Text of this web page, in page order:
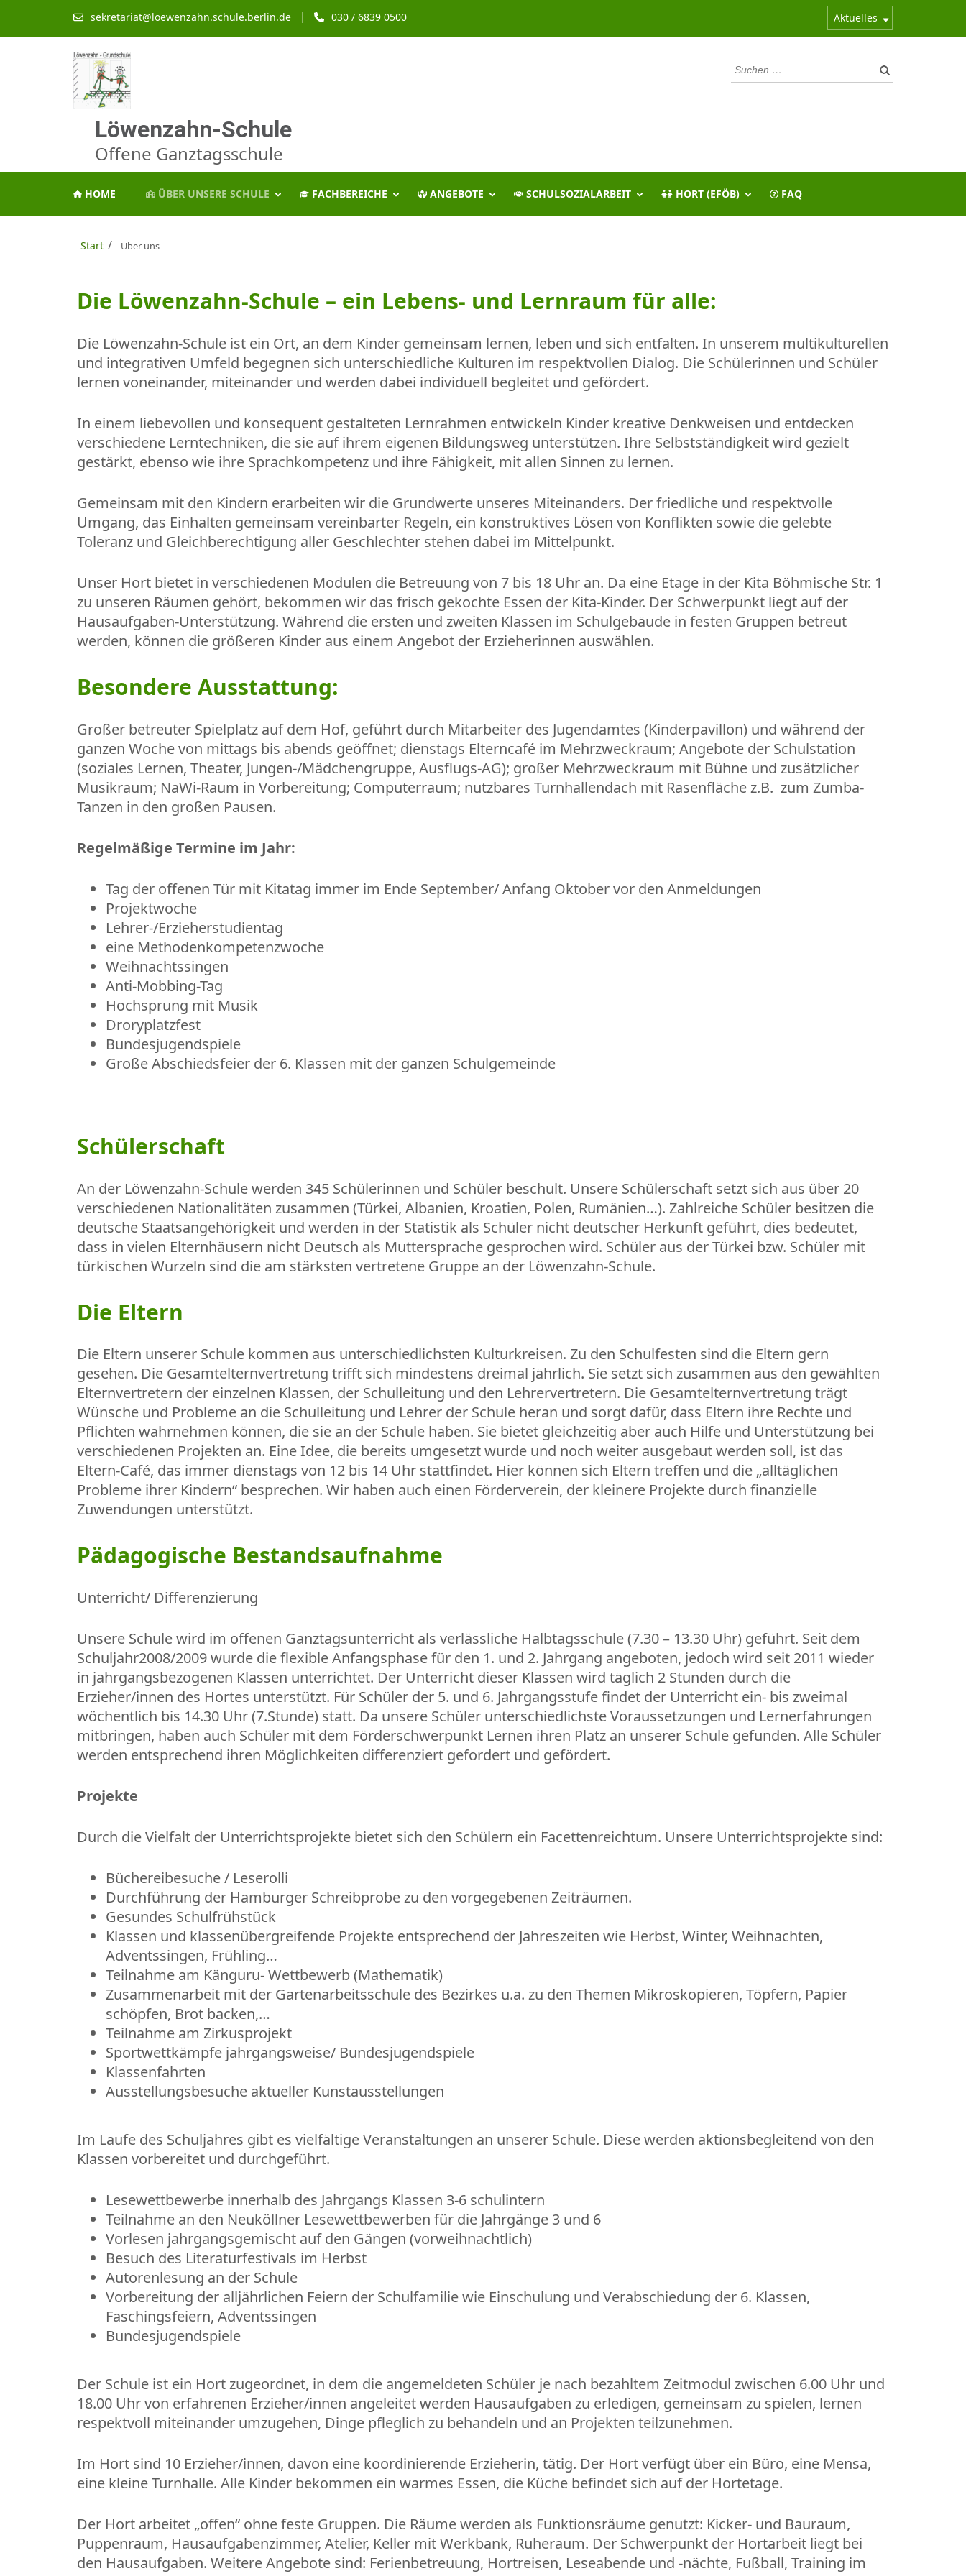
sekretariat@loewenzahn.schule.berlin.de 030 / 6839 0500 Aktuelles
Löwenzahn-Schule
Offene Ganztagsschule
Suchen
nach:
HOME ÜBER UNSERE SCHULE FACHBEREICHE ANGEBOTE SCHULSOZIALARBEIT HORT (EFÖB) FAQ
Start / Über uns
Die Löwenzahn-Schule – ein Lebens- und Lernraum für alle:
Die Löwenzahn-Schule ist ein Ort, an dem Kinder gemeinsam lernen, leben und sich entfalten. In unserem multikulturellen
und integrativen Umfeld begegnen sich unterschiedliche Kulturen im respektvollen Dialog. Die Schülerinnen und Schüler
lernen voneinander, miteinander und werden dabei individuell begleitet und gefördert.
In einem liebevollen und konsequent gestalteten Lernrahmen entwickeln Kinder kreative Denkweisen und entdecken
verschiedene Lerntechniken, die sie auf ihrem eigenen Bildungsweg unterstützen. Ihre Selbstständigkeit wird gezielt
gestärkt, ebenso wie ihre Sprachkompetenz und ihre Fähigkeit, mit allen Sinnen zu lernen.
Gemeinsam mit den Kindern erarbeiten wir die Grundwerte unseres Miteinanders. Der friedliche und respektvolle
Umgang, das Einhalten gemeinsam vereinbarter Regeln, ein konstruktives Lösen von Konflikten sowie die gelebte
Toleranz und Gleichberechtigung aller Geschlechter stehen dabei im Mittelpunkt.
Unser Hortbietet in verschiedenen Modulen die Betreuung von 7 bis 18 Uhr an. Da eine Etage in der Kita Böhmische Str. 1
zu unseren Räumen gehört, bekommen wir das frisch gekochte Essen der Kita-Kinder. Der Schwerpunkt liegt auf der
Hausaufgaben-Unterstützung. Während die ersten und zweiten Klassen im Schulgebäude in festen Gruppen betreut
werden, können die größeren Kinder aus einem Angebot der Erzieherinnen auswählen.
Besondere Ausstattung:
Großer betreuter Spielplatz auf dem Hof, geführt durch Mitarbeiter des Jugendamtes (Kinderpavillon) und während der
ganzen Woche von mittags bis abends geöffnet; dienstags Elterncafé im Mehrzweckraum; Angebote der Schulstation
(soziales Lernen, Theater, Jungen-/Mädchengruppe, Ausflugs-AG); großer Mehrzweckraum mit Bühne und zusätzlicher
Musikraum; NaWi-Raum in Vorbereitung; Computerraum; nutzbares Turnhallendach mit Rasenfläche z.B. zum Zumba-
Tanzen in den großen Pausen.
Regelmäßige Termine im Jahr:
Tag der offenen Tür mit Kitatag immer im Ende September/ Anfang Oktober vor den Anmeldungen
Projektwoche
Lehrer-/Erzieherstudientag
eine Methodenkompetenzwoche
Weihnachtssingen
Anti-Mobbing-Tag
Hochsprung mit Musik
Droryplatzfest
Bundesjugendspiele
Große Abschiedsfeier der 6. Klassen mit der ganzen Schulgemeinde
Schülerschaft
An der Löwenzahn-Schule werden 345 Schülerinnen und Schüler beschult. Unsere Schülerschaft setzt sich aus über 20
verschiedenen Nationalitäten zusammen (Türkei, Albanien, Kroatien, Polen, Rumänien…). Zahlreiche Schüler besitzen die
deutsche Staatsangehörigkeit und werden in der Statistik als Schüler nicht deutscher Herkunft geführt, dies bedeutet,
dass in vielen Elternhäusern nicht Deutsch als Muttersprache gesprochen wird. Schüler aus der Türkei bzw. Schüler mit
türkischen Wurzeln sind die am stärksten vertretene Gruppe an der Löwenzahn-Schule.
Die Eltern
Die Eltern unserer Schule kommen aus unterschiedlichsten Kulturkreisen. Zu den Schulfesten sind die Eltern gern
gesehen. Die Gesamtelternvertretung trifft sich mindestens dreimal jährlich. Sie setzt sich zusammen aus den gewählten
Elternvertretern der einzelnen Klassen, der Schulleitung und den Lehrervertretern. Die Gesamtelternvertretung trägt
Wünsche und Probleme an die Schulleitung und Lehrer der Schule heran und sorgt dafür, dass Eltern ihre Rechte und
Pflichten wahrnehmen können, die sie an der Schule haben. Sie bietet gleichzeitig aber auch Hilfe und Unterstützung bei
verschiedenen Projekten an. Eine Idee, die bereits umgesetzt wurde und noch weiter ausgebaut werden soll, ist das
Eltern-Café, das immer dienstags von 12 bis 14 Uhr stattfindet. Hier können sich Eltern treffen und die „alltäglichen
Probleme ihrer Kindern“ besprechen. Wir haben auch einen Förderverein, der kleinere Projekte durch finanzielle
Zuwendungen unterstützt.
Pädagogische Bestandsaufnahme
Unterricht/ Differenzierung
Unsere Schule wird im offenen Ganztagsunterricht als verlässliche Halbtagsschule (7.30 – 13.30 Uhr) geführt. Seit dem
Schuljahr2008/2009 wurde die flexible Anfangsphase für den 1. und 2. Jahrgang angeboten, jedoch wird seit 2011 wieder
in jahrgangsbezogenen Klassen unterrichtet. Der Unterricht dieser Klassen wird täglich 2 Stunden durch die
Erzieher/innen des Hortes unterstützt. Für Schüler der 5. und 6. Jahrgangsstufe findet der Unterricht ein- bis zweimal
wöchentlich bis 14.30 Uhr (7.Stunde) statt. Da unsere Schüler unterschiedlichste Voraussetzungen und Lernerfahrungen
mitbringen, haben auch Schüler mit dem Förderschwerpunkt Lernen ihren Platz an unserer Schule gefunden. Alle Schüler
werden entsprechend ihren Möglichkeiten differenziert gefordert und gefördert.
Projekte
Durch die Vielfalt der Unterrichtsprojekte bietet sich den Schülern ein Facettenreichtum. Unsere Unterrichtsprojekte sind:
Büchereibesuche / Leserolli
Durchführung der Hamburger Schreibprobe zu den vorgegebenen Zeiträumen.
Gesundes Schulfrühstück
Klassen und klassenübergreifende Projekte entsprechend der Jahreszeiten wie Herbst, Winter, Weihnachten,
Adventssingen, Frühling…
Teilnahme am Känguru- Wettbewerb (Mathematik)
Zusammenarbeit mit der Gartenarbeitsschule des Bezirkes u.a. zu den Themen Mikroskopieren, Töpfern, Papier
schöpfen, Brot backen,…
Teilnahme am Zirkusprojekt
Sportwettkämpfe jahrgangsweise/ Bundesjugendspiele
Klassenfahrten
Ausstellungsbesuche aktueller Kunstausstellungen
Im Laufe des Schuljahres gibt es vielfältige Veranstaltungen an unserer Schule. Diese werden aktionsbegleitend von den
Klassen vorbereitet und durchgeführt.
Lesewettbewerbe innerhalb des Jahrgangs Klassen 3-6 schulintern
Teilnahme an den Neuköllner Lesewettbewerben für die Jahrgänge 3 und 6
Vorlesen jahrgangsgemischt auf den Gängen (vorweihnachtlich)
Besuch des Literaturfestivals im Herbst
Autorenlesung an der Schule
Vorbereitung der alljährlichen Feiern der Schulfamilie wie Einschulung und Verabschiedung der 6. Klassen,
Faschingsfeiern, Adventssingen
Bundesjugendspiele
Der Schule ist ein Hort zugeordnet, in dem die angemeldeten Schüler je nach bezahltem Zeitmodul zwischen 6.00 Uhr und
18.00 Uhr von erfahrenen Erzieher/innen angeleitet werden Hausaufgaben zu erledigen, gemeinsam zu spielen, lernen
respektvoll miteinander umzugehen, Dinge pfleglich zu behandeln und an Projekten teilzunehmen.
Im Hort sind 10 Erzieher/innen, davon eine koordinierende Erzieherin, tätig. Der Hort verfügt über ein Büro, eine Mensa,
eine kleine Turnhalle. Alle Kinder bekommen ein warmes Essen, die Küche befindet sich auf der Hortetage.
Der Hort arbeitet „offen“ ohne feste Gruppen. Die Räume werden als Funktionsräume genutzt: Kicker- und Bauraum,
Puppenraum, Hausaufgabenzimmer, Atelier, Keller mit Werkbank, Ruheraum. Der Schwerpunkt der Hortarbeit liegt bei
den Hausaufgaben. Weitere Angebote sind: Ferienbetreuung, Hortreisen, Leseabende und -nächte, Fußball, Training im